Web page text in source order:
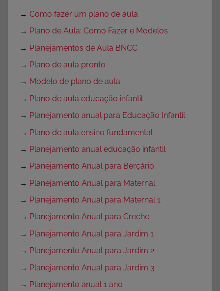
→ Como fazer um plano de aula
→ Plano de Aula: Como Fazer e Modelos
→ Planejamentos de Aula BNCC
→ Plano de aula pronto
→ Modelo de plano de aula
→ Plano de aula educação infantil
→ Planejamento anual para Educação Infantil
→ Plano de aula ensino fundamental
→ Planejamento anual educação infantil
→ Planejamento Anual para Berçário
→ Planejamento Anual para Maternal
→ Planejamento Anual para Maternal 1
→ Planejamento Anual para Creche
→ Planejamento Anual para Jardim 1
→ Planejamento Anual para Jardim 2
→ Planejamento Anual para Jardim 3
→ Planejamento anual 1 ano